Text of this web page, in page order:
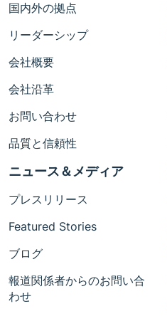
国内外の拠点
リーダーシップ
会社概要
会社沿革
お問い合わせ
品質と信頼性
ニュース＆メディア
プレスリリース
Featured Stories
ブログ
報道関係者からのお問い合
わせ